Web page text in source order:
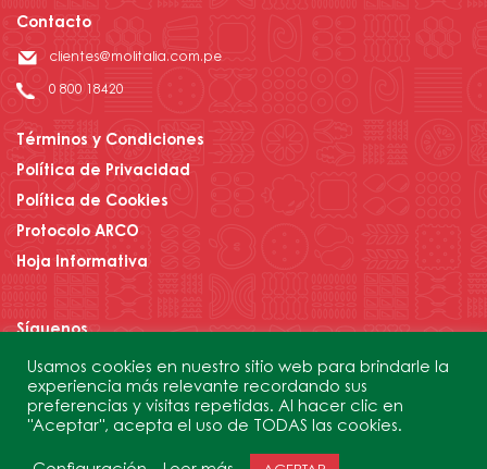
Contacto
clientes@molitalia.com.pe
0 800 18420
Términos y Condiciones
Política de Privacidad
Política de Cookies
Protocolo ARCO
Hoja Informativa
Síguenos
Contáctanos
Usamos cookies en nuestro sitio web para brindarle la
experiencia más relevante recordando sus
preferencias y visitas repetidas. Al hacer clic en
"Aceptar", acepta el uso de TODAS las cookies.